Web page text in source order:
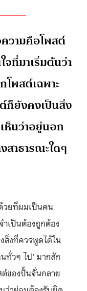
วามคือโพสต์
จที่มาเริ่มต้นว่า
โพสต์เฉพาะ
ก็ยังคงเป็นสิ่ง
ห็นว่าอยู่นอก
สาธารณะใดๆ
วยที่ผมเป็นคน
เป็นต้องถูกต้อง
สิ่งที่ควรพูดได้ใน
ทั่วๆ ไป’ มากสัก
ของปั้นจั่นกลาย